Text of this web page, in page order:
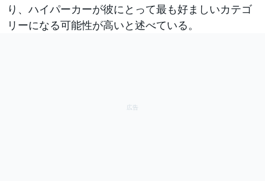
り、ハイパーカーが彼にとって最も好ましいカテゴ
リーになる可能性が高いと述べている。